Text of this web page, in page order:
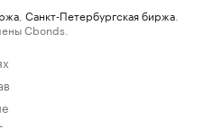
Санкт-Петербургская биржа
Cbonds.